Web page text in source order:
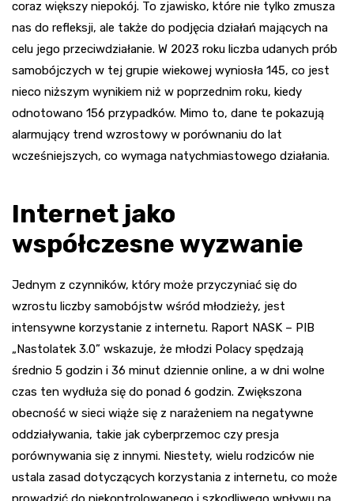
coraz większy niepokój. To zjawisko, które nie tylko zmusza
nas do refleksji, ale także do podjęcia działań mających na
celu jego przeciwdziałanie. W 2023 roku liczba udanych prób
samobójczych w tej grupie wiekowej wyniosła 145, co jest
nieco niższym wynikiem niż w poprzednim roku, kiedy
odnotowano 156 przypadków. Mimo to, dane te pokazują
alarmujący trend wzrostowy w porównaniu do lat
wcześniejszych, co wymaga natychmiastowego działania.
Internet jako
współczesne wyzwanie
Jednym z czynników, który może przyczyniać się do
wzrostu liczby samobójstw wśród młodzieży, jest
intensywne korzystanie z internetu. Raport NASK – PIB
„Nastolatek 3.0” wskazuje, że młodzi Polacy spędzają
średnio 5 godzin i 36 minut dziennie online, a w dni wolne
czas ten wydłuża się do ponad 6 godzin. Zwiększona
obecność w sieci wiąże się z narażeniem na negatywne
oddziaływania, takie jak cyberprzemoc czy presja
porównywania się z innymi. Niestety, wielu rodziców nie
ustala zasad dotyczących korzystania z internetu, co może